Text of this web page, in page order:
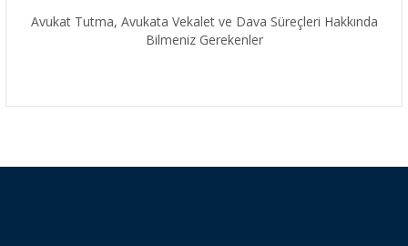
Avukat Tutma, Avukata Vekalet ve Dava Süreçleri Hakkında
Bilmeniz Gerekenler